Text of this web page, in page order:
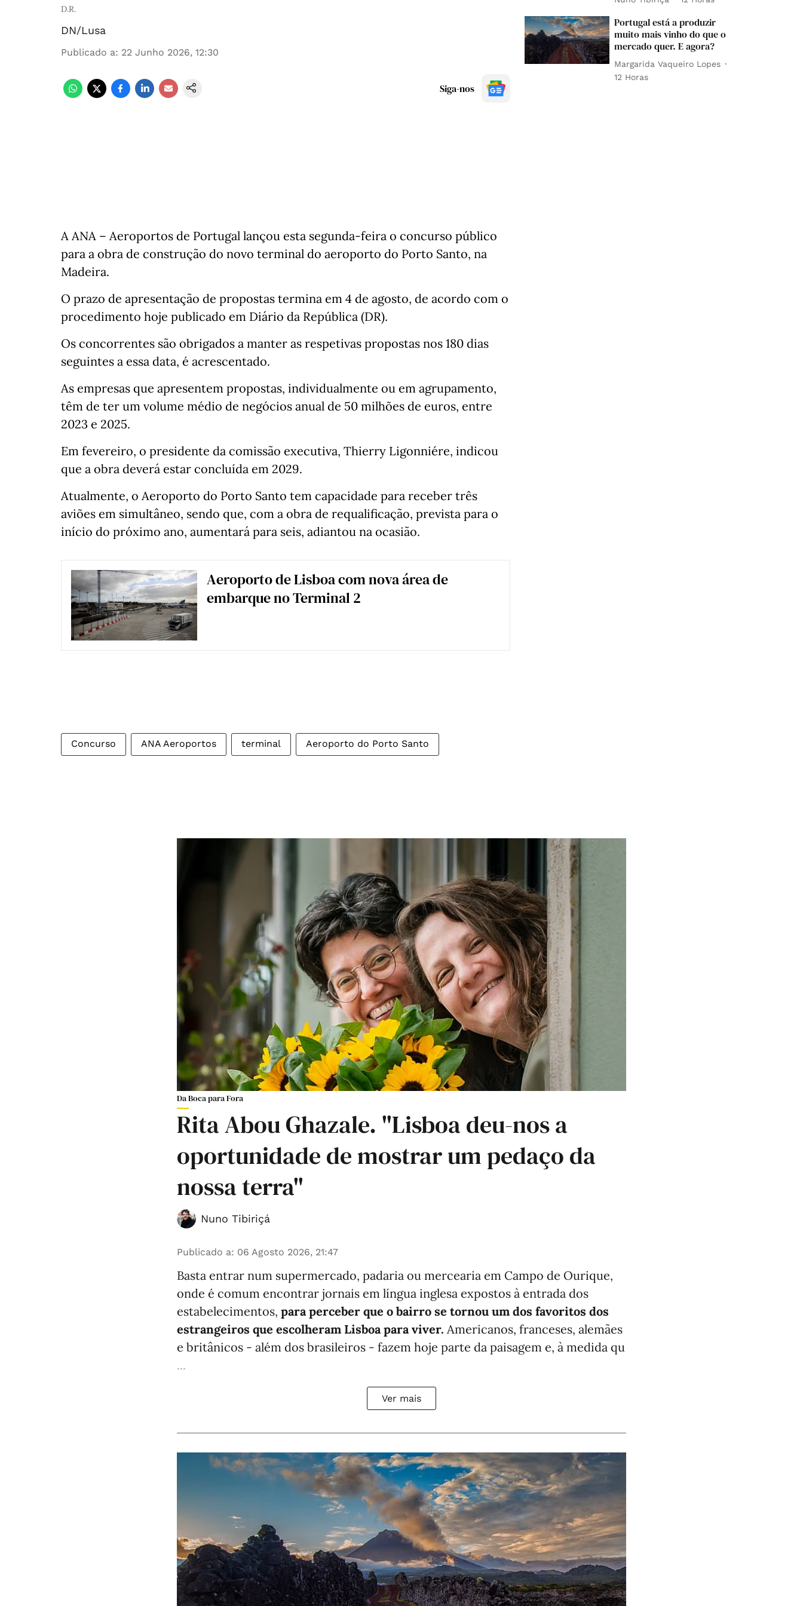
D.R.
DN/Lusa
Publicado a: 22 Junho 2026, 12:30
Siga-nos
A ANA – Aeroportos de Portugal lançou esta segunda-feira o concurso público
para a obra de construção do novo terminal do aeroporto do Porto Santo, na
Madeira.
O prazo de apresentação de propostas termina em 4 de agosto, de acordo com o
procedimento hoje publicado em Diário da República (DR).
Os concorrentes são obrigados a manter as respetivas propostas nos 180 dias
seguintes a essa data, é acrescentado.
As empresas que apresentem propostas, individualmente ou em agrupamento,
têm de ter um volume médio de negócios anual de 50 milhões de euros, entre
2023 e 2025.
Em fevereiro, o presidente da comissão executiva, Thierry Ligonniére, indicou
que a obra deverá estar concluída em 2029.
Atualmente, o Aeroporto do Porto Santo tem capacidade para receber três
aviões em simultâneo, sendo que, com a obra de requalificação, prevista para o
início do próximo ano, aumentará para seis, adiantou na ocasião.
Aeroporto de Lisboa com nova área de
embarque no Terminal 2
Concurso ANA Aeroportos terminal Aeroporto do Porto Santo
Portugal está a produzir
muito mais vinho do que o
mercado quer. E agora?
Margarida Vaqueiro Lopes
12 Horas
Da Boca para Fora
Rita Abou Ghazale. "Lisboa deu-nos a
oportunidade de mostrar um pedaço da
nossa terra"
Nuno Tibiriçá
Publicado a: 06 Agosto 2026, 21:47
Basta entrar num supermercado, padaria ou mercearia em Campo de Ourique,
onde é comum encontrar jornais em língua inglesa expostos à entrada dos
estabelecimentos, para perceber que o bairro se tornou um dos favoritos dos
estrangeiros que escolheram Lisboa para viver. Americanos, franceses, alemães
e britânicos - além dos brasileiros - fazem hoje parte da paisagem e, à medida qu
...
Ver mais